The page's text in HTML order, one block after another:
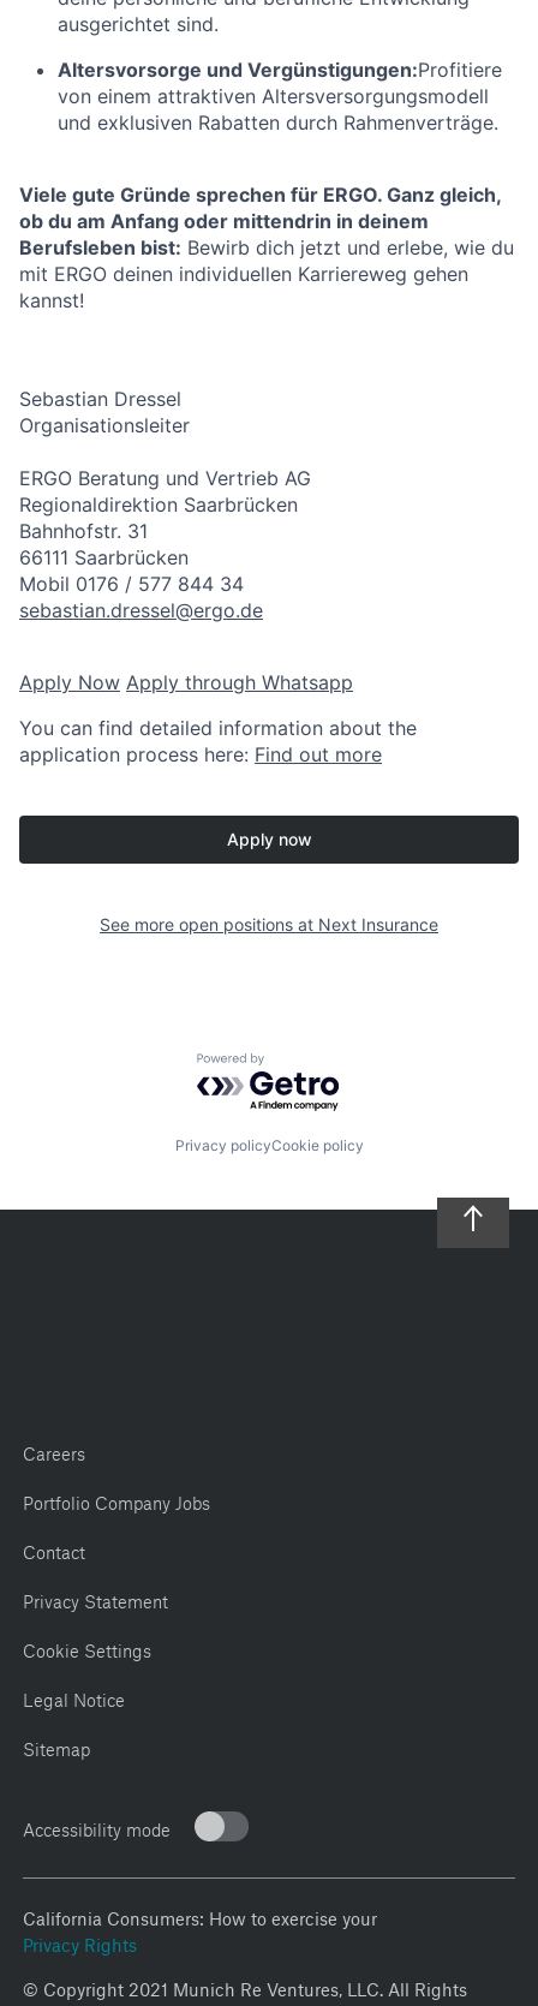
ausgerichtet sind.
Altersvorsorge und Vergünstigungen:Profitiere
von einem attraktiven Altersversorgungsmodell
und exklusiven Rabatten durch Rahmenverträge.
Viele gute Gründe sprechen für ERGO. Ganz gleich,
ob du am Anfang oder mittendrin in deinem
Berufsleben bist: Bewirb dich jetzt und erlebe, wie du
mit ERGO deinen individuellen Karriereweg gehen
kannst!
Sebastian Dressel
Organisationsleiter
ERGO Beratung und Vertrieb AG
Regionaldirektion Saarbrücken
Bahnhofstr. 31
66111 Saarbrücken
Mobil 0176 / 577 844 34
sebastian.dressel@ergo.de
Apply Now Apply through Whatsapp
You can find detailed information about the
application process here: Find out more
Apply now
See more open positions at Next Insurance
Powered by Getro.com
Privacy policyCookie policy
Careers
Portfolio Company Jobs
Contact
Privacy Statement
Cookie Settings
Legal Notice
Sitemap
Accessibility mode
California Consumers: How to exercise your
Privacy Rights
© Copyright 2021 Munich Re Ventures, LLC. All Rights